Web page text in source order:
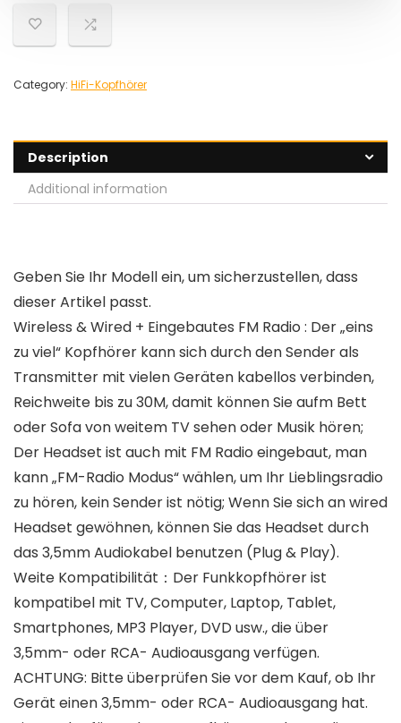
Category: HiFi-Kopfhörer
Description
Additional information
Geben Sie Ihr Modell ein, um sicherzustellen, dass
dieser Artikel passt.
Wireless & Wired + Eingebautes FM Radio : Der „eins
zu viel“ Kopfhörer kann sich durch den Sender als
Transmitter mit vielen Geräten kabellos verbinden,
Reichweite bis zu 30M, damit können Sie aufm Bett
oder Sofa von weitem TV sehen oder Musik hören;
Der Headset ist auch mit FM Radio eingebaut, man
kann „FM-Radio Modus“ wählen, um Ihr Lieblingsradio
zu hören, kein Sender ist nötig; Wenn Sie sich an wired
Headset gewöhnen, können Sie das Headset durch
das 3,5mm Audiokabel benutzen (Plug & Play).
Weite Kompatibilität：Der Funkkopfhörer ist
kompatibel mit TV, Computer, Laptop, Tablet,
Smartphones, MP3 Player, DVD usw., die über
3,5mm- oder RCA- Audioausgang verfügen.
ACHTUNG: Bitte überprüfen Sie vor dem Kauf, ob Ihr
Gerät einen 3,5mm- oder RCA- Audioausgang hat.